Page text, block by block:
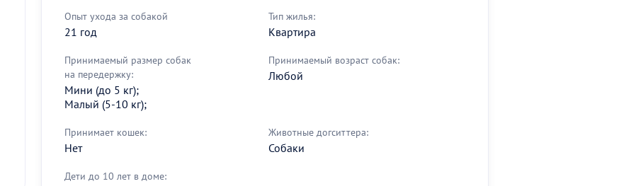
Опыт ухода за собакой
21 год
Тип жилья:
Квартира
Принимаемый размер собак
на передержку:
Мини (до 5 кг);
Малый (5-10 кг);
Принимаемый возраст собак:
Любой
Принимает кошек:
Нет
Животные догситтера:
Собаки
Дети до 10 лет в доме: